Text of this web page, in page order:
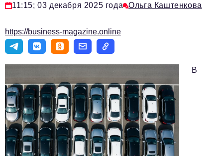
Технологии и тренды
Туризм
Мероприятия
Авторские материалы
Видео
Телефон редакции: +7 495 727-01-67
11:15; 03 декабря 2025 года Ольга Каштенкова
https://business-magazine.online
В